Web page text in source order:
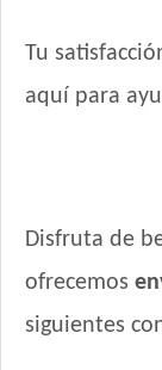
Tu
aquí para
Disfruta de
ofrecemos
siguientes